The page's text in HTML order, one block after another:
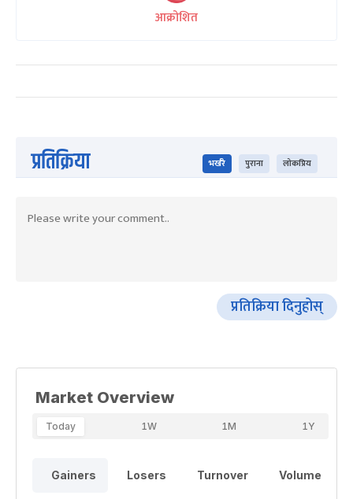
आक्रोशित
प्रतिक्रिया भर्खरै पुराना लोकप्रिय
प्रतिक्रिया दिनुहोस्